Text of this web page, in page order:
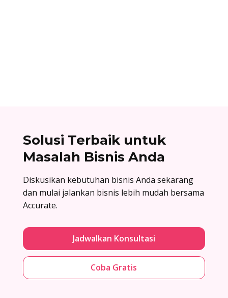
Solusi Terbaik untuk
Masalah Bisnis Anda
Diskusikan kebutuhan bisnis Anda sekarang
dan mulai jalankan bisnis lebih mudah bersama
Accurate.
Jadwalkan Konsultasi
Coba Gratis